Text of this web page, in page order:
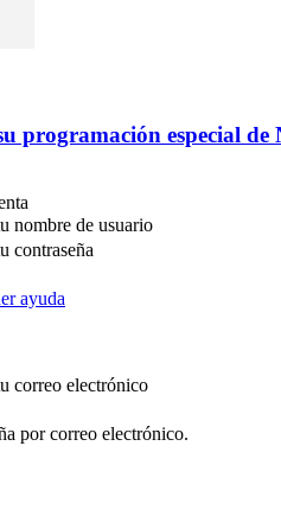
programación especial de
nombre de usuario
contraseña
ayuda
correo electrónico
por correo electrónico.